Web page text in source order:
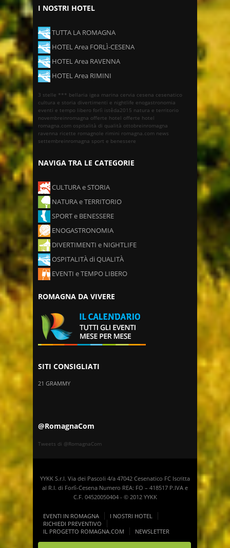
I NOSTRI HOTEL
TUTTA LA ROMAGNA
HOTEL Area FORLÌ-CESENA
HOTEL Area RAVENNA
HOTEL Area RIMINI
3 stelle *** bellaria igea marina cervia cesena cesenatico
cultura e storia divertimenti e nightlife enogastronomia
eventi e tempo libero forlì istêda2015 natura e territorio
novembreinromagna offerte hotel offerte hotel
romagna.com ospitalità di qualità ottobreinromagna
ravenna ricette romagnole rimini romagna.com news
settembreinromagna sport e benessere
NAVIGA TRA LE CATEGORIE
CULTURA e STORIA
NATURA e TERRITORIO
SPORT e BENESSERE
ENOGASTRONOMIA
DIVERTIMENTI e NIGHTLIFE
OSPITALITÀ di QUALITÀ
EVENTI e TEMPO LIBERO
ROMAGNA DA VIVERE
SITI CONSIGLIATI
21 GRAMMY
@RomagnaCom
Tweets di @RomagnaCom
YYKK S.r.l. Via dei Pascoli 4/a 47042 Cesenatico FC Iscritta
al R.I. di Forlì-Cesena Numero REA: FO – 418517 P.IVA e
C.F. 04520050404 - © 2012 YYKK
EVENTI IN ROMAGNA
I NOSTRI HOTEL
RICHIEDI PREVENTIVO
IL PROGETTO ROMAGNA.COM
NEWSLETTER